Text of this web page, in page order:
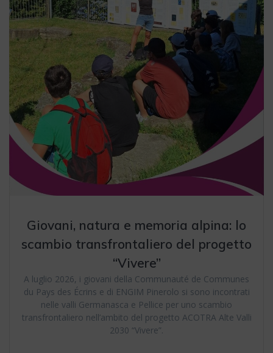
Giovani, natura e memoria alpina: lo
scambio transfrontaliero del progetto
“Vivere”
A luglio 2026, i giovani della Communauté de Communes
du Pays des Écrins e di ENGIM Pinerolo si sono incontrati
nelle valli Germanasca e Pellice per uno scambio
transfrontaliero nell’ambito del progetto ACOTRA Alte Valli
2030 “Vivere”.